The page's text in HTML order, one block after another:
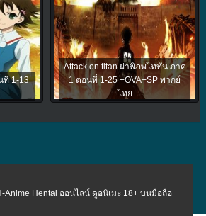
ที่ 1-13
Attack on titan ผ่าพิภพไททัน ภาค
1 ตอนที่ 1-25 +OVA+SP พากย์
ไทย
Anime Hentai ออนไลน์ ดูอนิเมะ 18+ บนมือถือ